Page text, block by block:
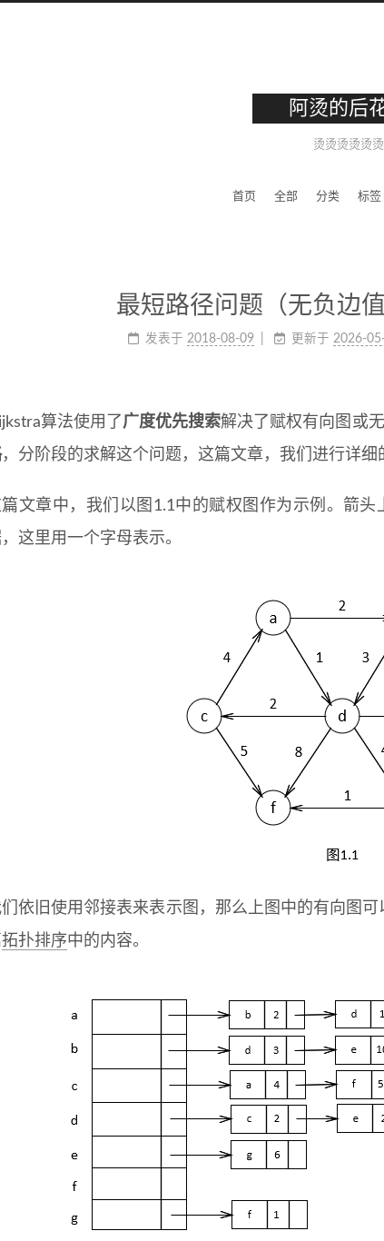
阿烫的后
烫烫烫烫烫烫
首页 全部 分类 标签
最短路径问题（无负边
发表于 2018-08-09 更新于 2026-
算法使用了 广度优先搜索解决了赋权有向图或
，分阶段的求解这个问题，这篇文章，我们进行详细
文章中，我们以图1.1中的赋权图作为示例。箭
这里用一个字母表示。
依旧使用邻接表来表示图，那么上图中的有向图
拓扑排序中的内容。